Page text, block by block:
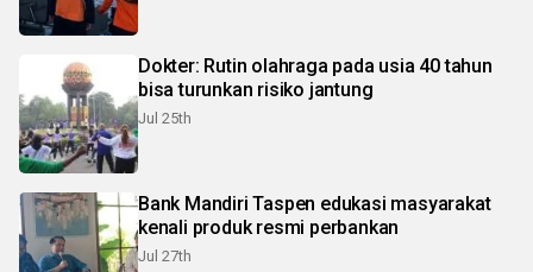
Dokter: Rutin olahraga pada usia 40 tahun
bisa turunkan risiko jantung
Jul 25th
Bank Mandiri Taspen edukasi masyarakat
kenali produk resmi perbankan
Jul 27th